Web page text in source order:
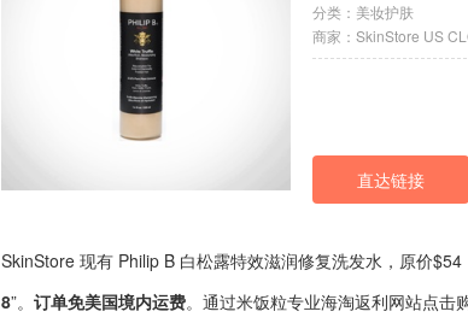
分类： 美妆护肤
商家：SkinStore US
直达链接
SkinStore 现有 Philip B 白松露特效滋润修复洗发水，原价$54
8”。 订单免美国境内运费。通过米饭粒专业海淘返利网站点击